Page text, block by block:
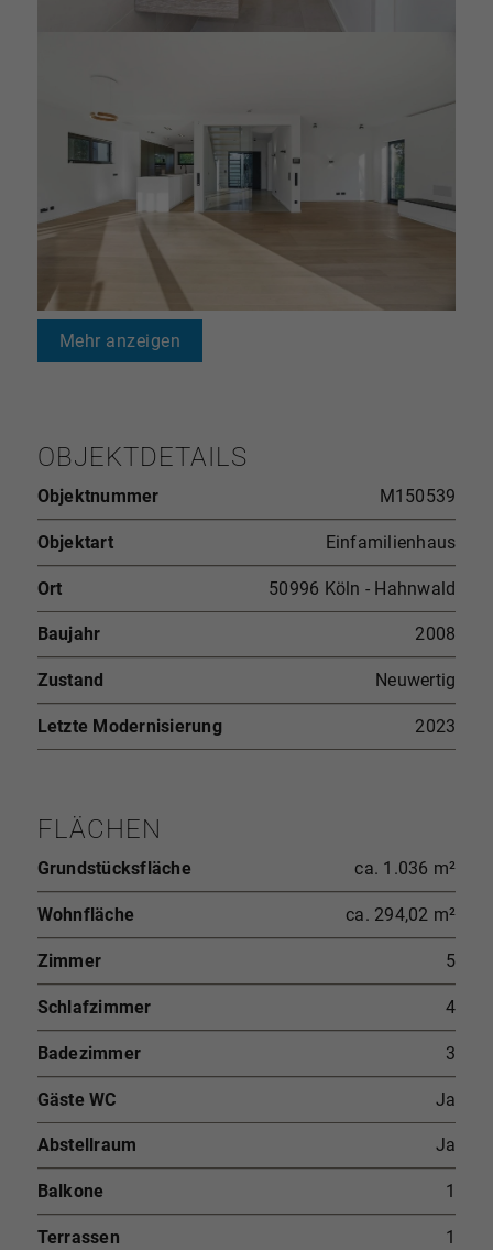
Mehr anzeigen
OBJEKTDETAILS
Objektnummer M150539
Objektart Einfamilienhaus
Ort 50996 Köln - Hahnwald
Baujahr 2008
Zustand Neuwertig
Letzte Modernisierung 2023
FLÄCHEN
Grundstücksfläche ca. 1.036 m²
Wohnfläche ca. 294,02 m²
Zimmer 5
Schlafzimmer 4
Badezimmer 3
Gäste WC Ja
Abstellraum Ja
Balkone 1
Terrassen 1